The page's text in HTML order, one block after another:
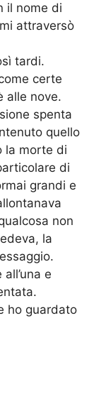
il nome di
attraversò
tardi.
certe
alle nove.
spenta
quello
la morte di
di
grandi e
non
la
e
ho guardato